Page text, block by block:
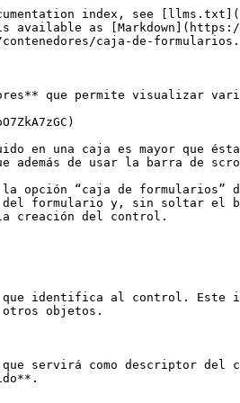
referenciarlo en los [inspectores ](/31/velneo-vdevelop/inspectores.md)y en las propiedades de otros objetos.

### Nombre

Etiqueta alfanumérica que servirá como descriptor del control. Es el texto que se presentará al usuario final de la aplicación si no se ha establecido ningún valor en la propiedad **contenido**.

### Estilos

Podemos definir el estilo siguiente:

#### Privado

Limita el acceso del usuario final al sub-objeto desde puntos donde no se haya programado el acceso al mismo.

### Comentarios

Esta propiedad nos permite documentar el uso del control.

### Tipo

Muestra el tipo de control de que se trata. En este caso es **caja de formularios**, aunque podremos modificarlo. Si modificamos el tipo de control perderemos las propiedades específicas de éste.

### Ancho

Muestra la anchura en píxels del control; es posible modificar su contenido o bien escribiendo directamente un número o bien usando los microscrollers: ![](/files/-M7D78EFqsxInNWKn8R2), que permiten aumentar/disminuir en una unidad el valor actual.

### Alto

Muestra la altura en píxels del control; es posible modificar su contenido o bien escribiendo directamente un número o bien usando los microscrollers: ![](/files/-M7D78EFqsxInNWKn8R2), que permiten aumentar/disminuir en una unidad el valor actual.

### Posición X

Muestra la posición del control, en pixels, en el eje X (horizontal) dentro del formulario. Es posible modificar su contenido o bien escribiendo directamente un número o bien usando los microscrollers: ![](/files/-M7D78EFqsxInNWKn8R2), que permiten aumentar/disminuir en una unidad el valor actual.

### Posición Y

Muestra la posición del control, en pixels, en el eje Y (vertical) dentro del formulario. Es posible modificar su contenido o bien escribiendo directamente un número o bien usando los microscrollers: ![](/files/-M7D78EFqsxInNWKn8R2), que permiten